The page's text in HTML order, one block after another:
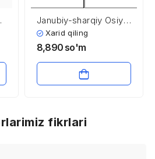
Janubiy-sharqiy Osiyo
mintaqasida
integratsion
xususiyatlari va
rivojlanish istiqbollari
Xarid qiling
8,890 so'm
fikrlari